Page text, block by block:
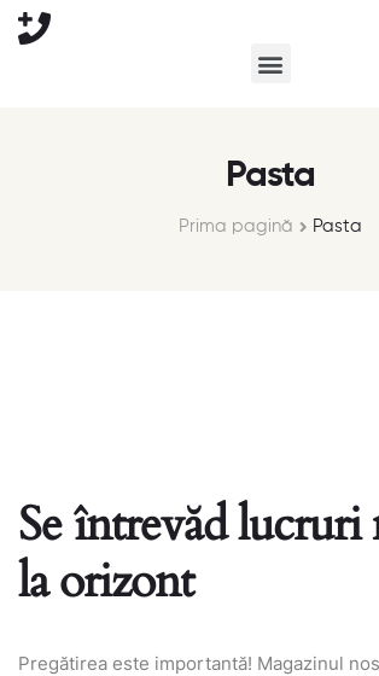
Pasta
Prima pagină Pasta
Se întrevăd lucruri
la orizont
Pregătirea este importantă! Magazinul